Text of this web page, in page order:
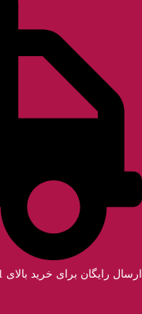
ارسال رایگان برای خرید بالای 1 میلیون تومان